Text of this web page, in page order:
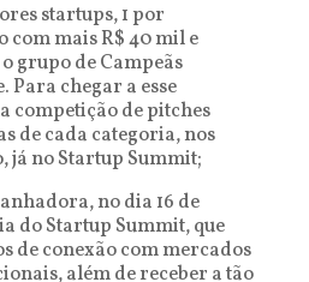
startups, 1 por
com mais R$ 40 mil e
grupo de Campeãs
Para chegar a esse
competição de pitches
de cada categoria, nos
já no Startup Summit;
no dia 16 de
do Startup Summit, que
de conexão com mercados
além de receber a tão